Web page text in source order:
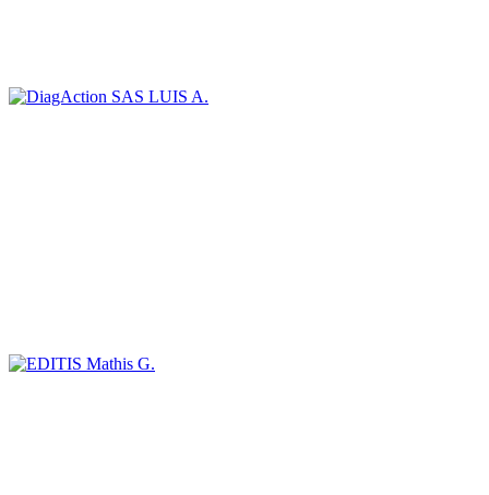
LUIS A.
Mathis G.